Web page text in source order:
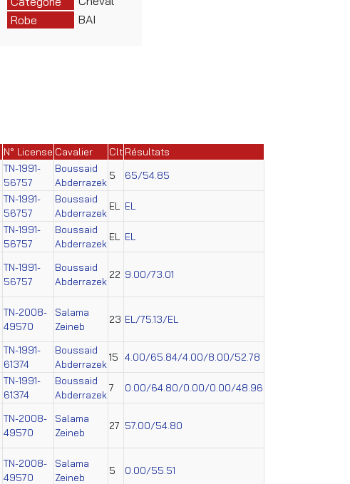
Robe
BAI
N° License Cavalier Clt Résultats
TN-1991-
56757
Boussaid
Abderrazek
5 65/54.85
TN-1991-
56757
Boussaid
Abderrazek
EL EL
TN-1991-
56757
Boussaid
Abderrazek
EL EL
TN-1991-
56757
Boussaid
Abderrazek
22 9.00/73.01
TN-2008-
49570
Salama
Zeineb
23 EL/75.13/EL
TN-1991-
61374
Boussaid
Abderrazek
15 4.00/65.84/4.00/8.00/52.78
TN-1991-
61374
Boussaid
Abderrazek
7 0.00/64.80/0.00/0.00/48.96
TN-2008-
49570
Salama
Zeineb
27 57.00/54.80
TN-2008-
49570
Salama
Zeineb
5 0.00/55.51